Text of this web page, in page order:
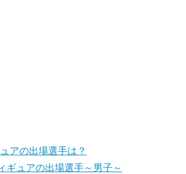
アの出場選手は？
ギュアの出場選手～男子～